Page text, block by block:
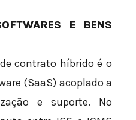
E BENS
contrato híbrido é o
(SaaS) acoplado a
e suporte. No